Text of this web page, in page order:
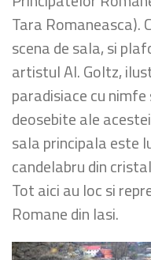
Tara Romaneasca).
scena de sala, si
artistul Al. Goltz,
paradisiace cu
deosebite ale
sala principala este
candelabru din
Tot aici au loc si
Romane din Iasi.